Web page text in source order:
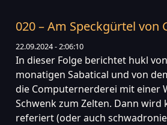
020 – Am Speckgürtel von
22.09.2024 - 2:06:10
In dieser Folge berichtet hukl
monatigen Sabatical und von
die Computernerderei mit einer
Schwenk zum Zelten. Dann
referiert (oder auch